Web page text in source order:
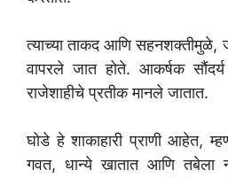
त्याच्या ताकद आणि सहनशक्तीमुळे,
वापरले जात होते. आकर्षक
राजेशाहीचे प्रतीक मानले जातात.
घोडे हे शाकाहारी प्राणी आहेत,
गवत, धान्ये खातात आणि तबेला